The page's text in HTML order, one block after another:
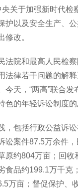
关于加强新时代
护以及安全生产、
修改。
法院和最高人民检
法律若干问题的解
今天，“两高”联合
色的年轻诉讼制度
，包括行政公益诉
讼案件87.5万余件
原约804万亩；回
食品约199.1万千克
万亩；督促保护、